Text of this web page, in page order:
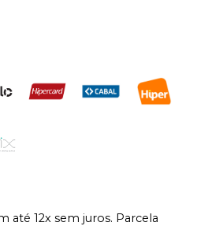
até 12x sem juros. Parcela